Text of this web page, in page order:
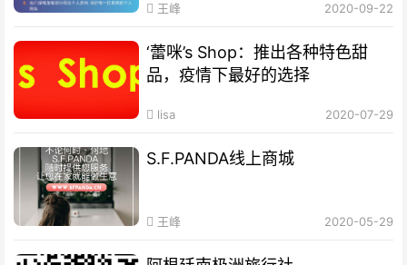
王峰 2020-09-22
‘蕾咪’s Shop：推出各种特色甜
品，疫情下最好的选择
lisa 2020-07-29
S.F.PANDA线上商城
王峰 2020-05-29